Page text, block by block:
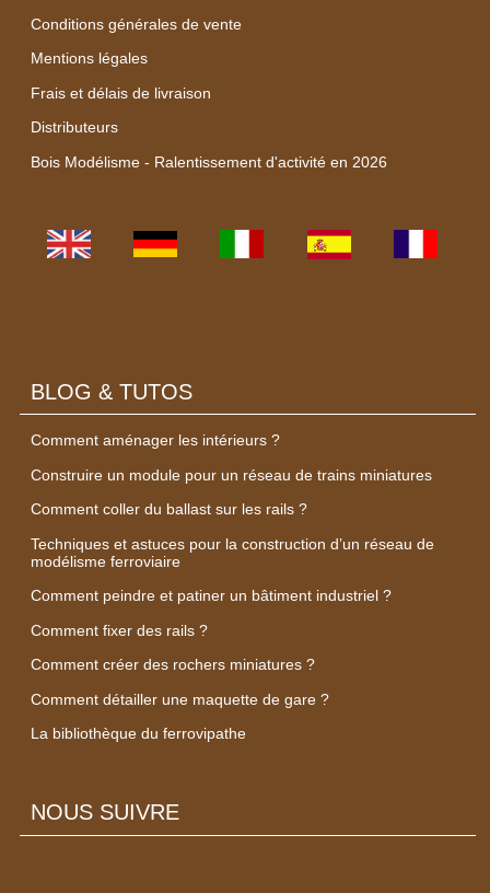
Conditions générales de vente
Mentions légales
Frais et délais de livraison
Distributeurs
Bois Modélisme - Ralentissement d'activité en 2026
BLOG & TUTOS
Comment aménager les intérieurs ?
Construire un module pour un réseau de trains miniatures
Comment coller du ballast sur les rails ?
Techniques et astuces pour la construction d’un réseau de
modélisme ferroviaire
Comment peindre et patiner un bâtiment industriel ?
Comment fixer des rails ?
Comment créer des rochers miniatures ?
Comment détailler une maquette de gare ?
La bibliothèque du ferrovipathe
NOUS SUIVRE